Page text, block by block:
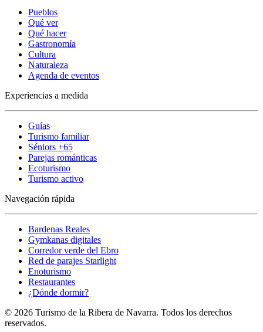
Pueblos
Qué ver
Qué hacer
Gastronomía
Cultura
Naturaleza
Agenda de eventos
Experiencias a medida
Guías
Turismo familiar
Séniors +65
Parejas románticas
Ecoturismo
Turismo activo
Navegación rápida
Bardenas Reales
Gymkanas digitales
Corredor verde del Ebro
Red de parajes Starlight
Enoturismo
Restaurantes
¿Dónde dormir?
© 2026 Turismo de la Ribera de Navarra. Todos los derechos
reservados.